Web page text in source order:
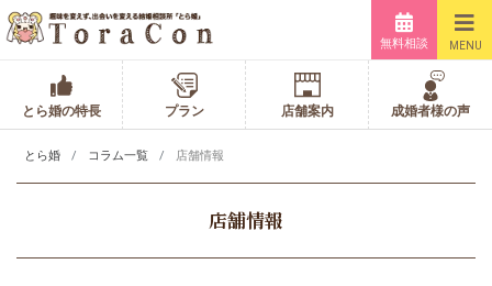
無料相談 MENU
とら婚の特長 プラン 店舗案内 成婚者様の声
とら婚 コラム一覧 店舗情報
店舗情報